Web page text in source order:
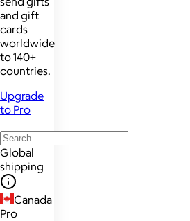
and gift
cards
worldwide
to 140+
countries.
Upgrade
to Pro
Global
shipping
Canada
Pro